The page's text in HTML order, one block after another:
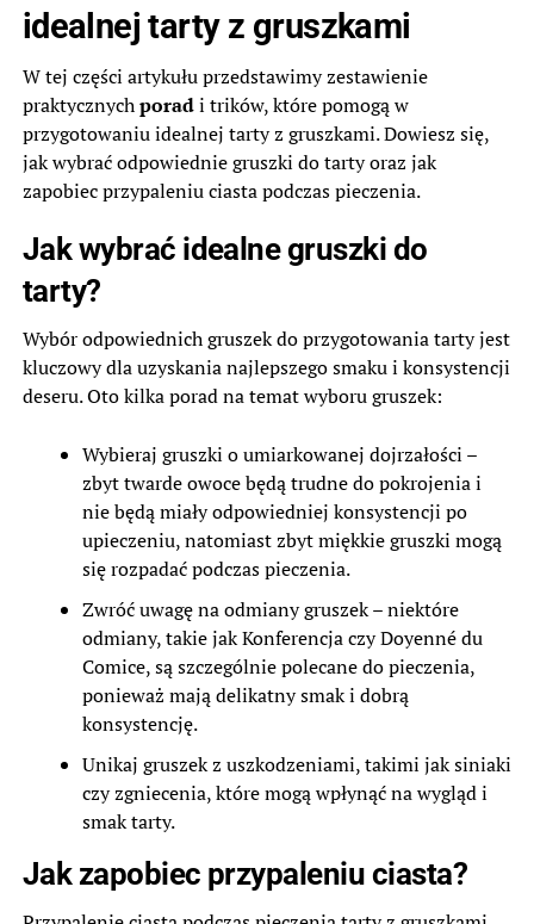
idealnej tarty z gruszkami
W tej części artykułu przedstawimy zestawienie
praktycznychporadi trików, które pomogą w
przygotowaniu idealnej tarty z gruszkami. Dowiesz się,
jak wybrać odpowiednie gruszki do tarty oraz jak
zapobiec przypaleniu ciasta podczas pieczenia.
Jak wybrać idealne gruszki do
tarty?
Wybór odpowiednich gruszek do przygotowania tarty jest
kluczowy dla uzyskania najlepszego smaku i konsystencji
deseru. Oto kilka porad na temat wyboru gruszek:
Wybieraj gruszki o umiarkowanej dojrzałości –
zbyt twarde owoce będą trudne do pokrojenia i
nie będą miały odpowiedniej konsystencji po
upieczeniu, natomiast zbyt miękkie gruszki mogą
się rozpadać podczas pieczenia.
Zwróć uwagę na odmiany gruszek – niektóre
odmiany, takie jak Konferencja czy Doyenné du
Comice, są szczególnie polecane do pieczenia,
ponieważ mają delikatny smak i dobrą
konsystencję.
Unikaj gruszek z uszkodzeniami, takimi jak siniaki
czy zgniecenia, które mogą wpłynąć na wygląd i
smak tarty.
Jak zapobiec przypaleniu ciasta?